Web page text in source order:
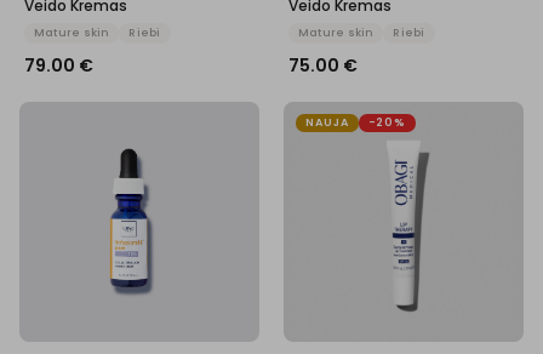
Veido Kremas
Mature skin Riebi
79.00 €
Veido Kremas
Mature skin Riebi
75.00 €
NAUJA -20%